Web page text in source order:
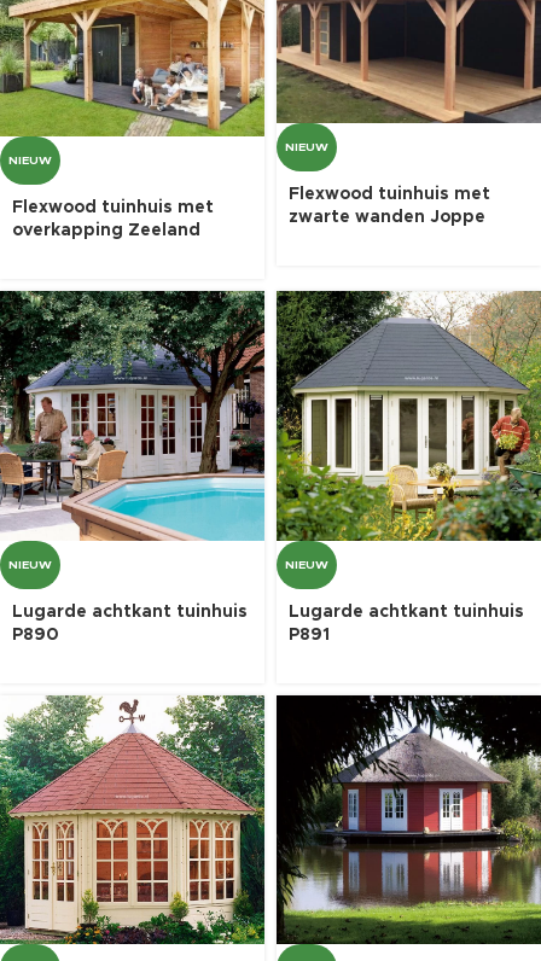
NIEUW
Flexwood tuinhuis met
overkapping Zeeland
NIEUW
Flexwood tuinhuis met
zwarte wanden Joppe
NIEUW
Lugarde achtkant tuinhuis
P890
NIEUW
Lugarde achtkant tuinhuis
P891